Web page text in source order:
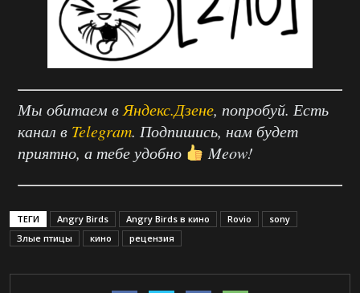
Мы обитаем в Яндекс.Дзене, попробуй. Есть
канал в Telegram. Подпишись, нам будет
приятно, а тебе удобно
Meow!
ТЕГИ Angry Birds Angry Birds в кино Rovio
sony
Злые птицы
кино рецензия